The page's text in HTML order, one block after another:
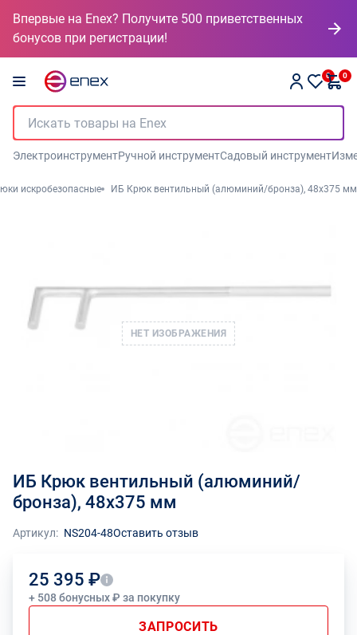
Впервые на Enex? Получите 500 приветственных
бонусов при регистрации!
0 0
ЭлектроинструментРучной инструментСадовый инструмент
искробезопасные ИБ Крюк вентильный (алюминий/бронза), 48x375 мм
НЕТ ИЗОБРАЖЕНИЯ
ИБ Крюк вентильный (алюминий/
бронза), 48x375 мм
Артикул: NS204-48Оставить отзыв
25 395 ₽
+ 508 бонусных ₽ за покупку
ЗАПРОСИТЬ